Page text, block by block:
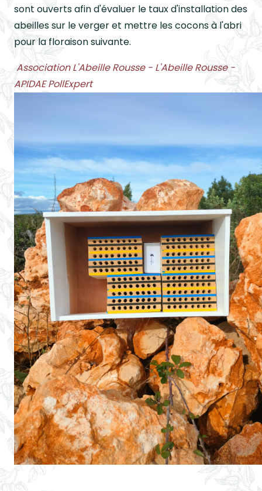
sont ouverts afin d'évaluer le taux d'installation des
abeilles sur le verger et mettre les cocons à l'abri
pour la floraison suivante.
Association L'Abeille Rousse - L'Abeille Rousse -
APIDAE PollExpert